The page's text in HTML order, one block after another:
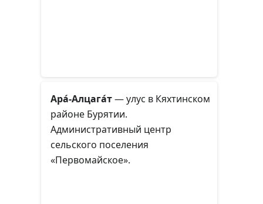
Ара́-Алцага́т— улус в Кяхтинском
районе Бурятии.
Административный центр
сельского поселения
«Первомайское».